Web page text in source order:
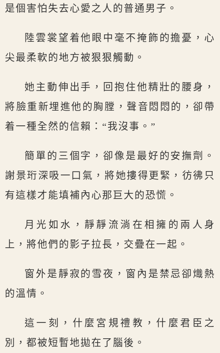
是個害怕失去心愛之人的普通男子。
陸雲裳望着他眼中毫不掩飾的擔憂，心
尖最柔軟的地方被狠狠觸動。
她主動伸出手，回抱住他精壯的腰身，
將臉重新埋進他的胸膛，聲音悶悶的，卻帶
着一種全然的信賴：“我沒事。”
簡單的三個字，卻像是最好的安撫劑。
謝景珩深吸一口氣，將她摟得更緊，彷彿只
有這樣才能填補內心那巨大的恐慌。
月光如水，靜靜流淌在相擁的兩人身
上，將他們的影子拉長，交疊在一起。
窗外是靜寂的雪夜，窗內是禁忌卻熾熱
的溫情。
這一刻，什麼宮規禮教，什麼君臣之
別，都被短暫地拋在了腦後。